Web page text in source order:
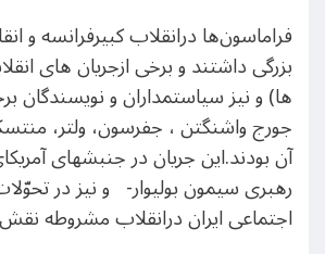
فراماسون‌ها درانقلاب کبیرفرانسه و
بزرگی داشتند و برخی ازجریان های
ها) و نیز سیاستمداران و نویسندگان
جورج واشنگتن ، جفرسون، ولتر،
آن بودند.این جریان در جنبشهای
رهبری سیمون بولیوار- و نیز در
اجتماعی ایران درانقلاب مشروطه